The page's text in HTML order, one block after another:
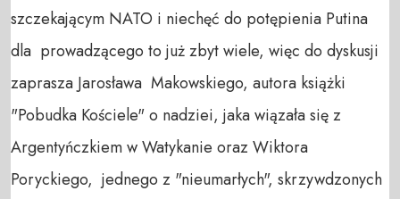
szczekającym NATO i niechęć do potępienia Putina
dla prowadzącego to już zbyt wiele, więc do dyskusji
zaprasza Jarosława Makowskiego, autora książki
"Pobudka Kościele" o nadziei, jaka wiązała się z
Argentyńczkiem w Watykanie oraz Wiktora
Poryckiego, jednego z "nieumarłych", skrzywdzonych